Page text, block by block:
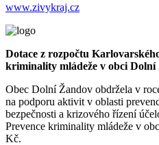
www.zivykraj.cz
Dotace z rozpočtu
kriminality mládeže v obci Dolní
Obec Dolní Žandov obdržela v
na podporu aktivit v oblasti
bezpečnosti a krizového řízení
Prevence kriminality mládeže v
Kč.